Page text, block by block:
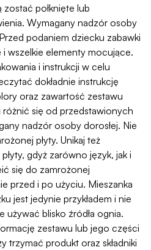
zostać połknięte lub
Wymagany nadzór osoby
podaniem dziecku zabawki
wszelkie elementy mocujące.
i instrukcji w celu
dokładnie instrukcję
oraz zawartość zestawu
się od przedstawionych
nadzór osoby dorosłej. Nie
płyty. Unikaj też
gdyż zarówno język, jak i
się do zamrożonej
przed i po użyciu. Mieszanka
jest jedynie przykładem i nie
używać blisko źródła ognia.
zestawu lub jego części
trzymać produkt oraz składniki